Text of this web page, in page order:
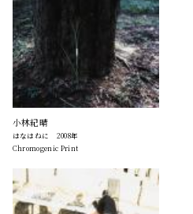
小林紀晴
はなはねに 2008年
Chromogenic Print